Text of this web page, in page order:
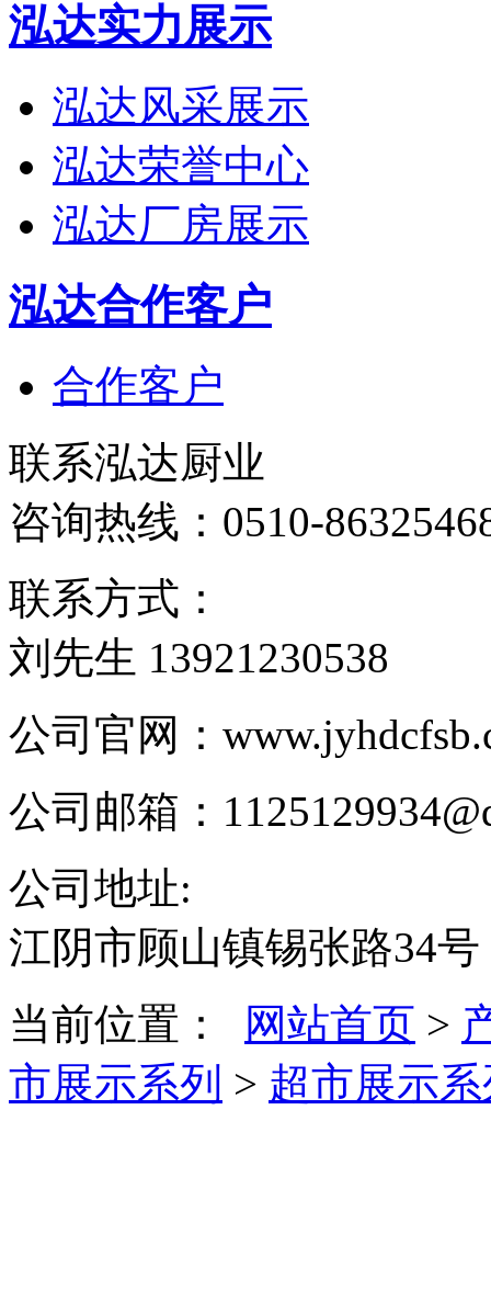
泓达实力展示
泓达风采展示
泓达荣誉中心
泓达厂房展示
泓达合作客户
合作客户
联系泓达厨业
咨询热线： 0510-
联系方式：
刘先生 13921230538
公司官网：
公司邮箱：
公司地址:
江阴市顾山镇锡张路34号
当前位置：
网站首页 >
市展示系列 > 超市展示